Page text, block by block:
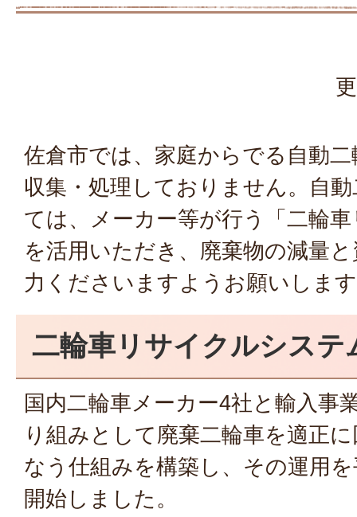
佐倉市では、家庭からでる自動
収集・処理しておりません。自
ては、メーカー等が行う「二輪
を活用いただき、廃棄物の減量
力くださいますようお願いしま
二輪車リサイクルシス
国内二輪車メーカー4社と輸入事
り組みとして廃棄二輪車を適正
なう仕組みを構築し、その運用
開始しました。